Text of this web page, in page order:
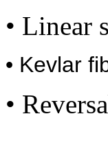
• Linear
• Kevlar
•